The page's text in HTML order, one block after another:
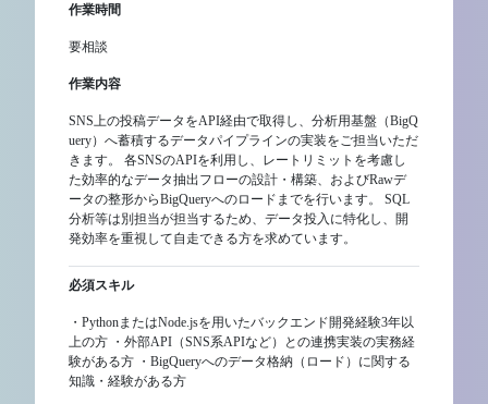
作業時間
要相談
作業内容
SNS上の投稿データをAPI経由で取得し、分析用基盤（BigQ
uery）へ蓄積するデータパイプラインの実装をご担当いただ
きます。 各SNSのAPIを利用し、レートリミットを考慮し
た効率的なデータ抽出フローの設計・構築、およびRawデ
ータの整形からBigQueryへのロードまでを行います。 SQL
分析等は別担当が担当するため、データ投入に特化し、開
発効率を重視して自走できる方を求めています。
必須スキル
・PythonまたはNode.jsを用いたバックエンド開発経験3年以
上の方 ・外部API（SNS系APIなど）との連携実装の実務経
験がある方 ・BigQueryへのデータ格納（ロード）に関する
知識・経験がある方